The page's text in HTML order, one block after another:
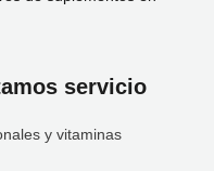
servicio
y vitaminas